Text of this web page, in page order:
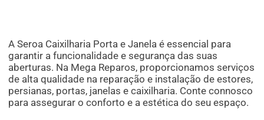
A Seroa Caixilharia Porta e Janela é essencial para
garantir a funcionalidade e segurança das suas
aberturas. Na Mega Reparos, proporcionamos serviços
de alta qualidade na reparação e instalação de estores,
persianas, portas, janelas e caixilharia. Conte connosco
para assegurar o conforto e a estética do seu espaço.